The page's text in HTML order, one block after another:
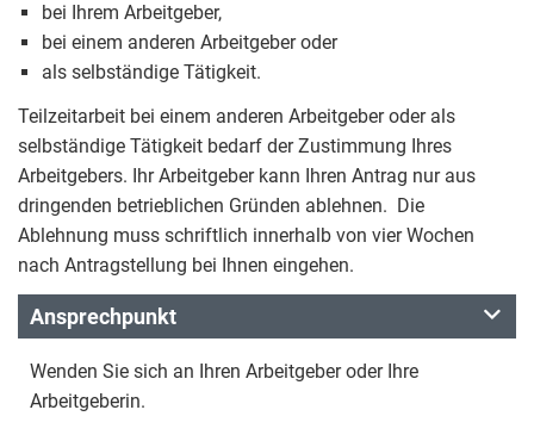
bei Ihrem Arbeitgeber,
bei einem anderen Arbeitgeber oder
als selbständige Tätigkeit.
Teilzeitarbeit bei einem anderen Arbeitgeber oder als
selbständige Tätigkeit bedarf der Zustimmung Ihres
Arbeitgebers. Ihr Arbeitgeber kann Ihren Antrag nur aus
dringenden betrieblichen Gründen ablehnen. Die
Ablehnung muss schriftlich innerhalb von vier Wochen
nach Antragstellung bei Ihnen eingehen.
Ansprechpunkt
Wenden Sie sich an Ihren Arbeitgeber oder Ihre
Arbeitgeberin.